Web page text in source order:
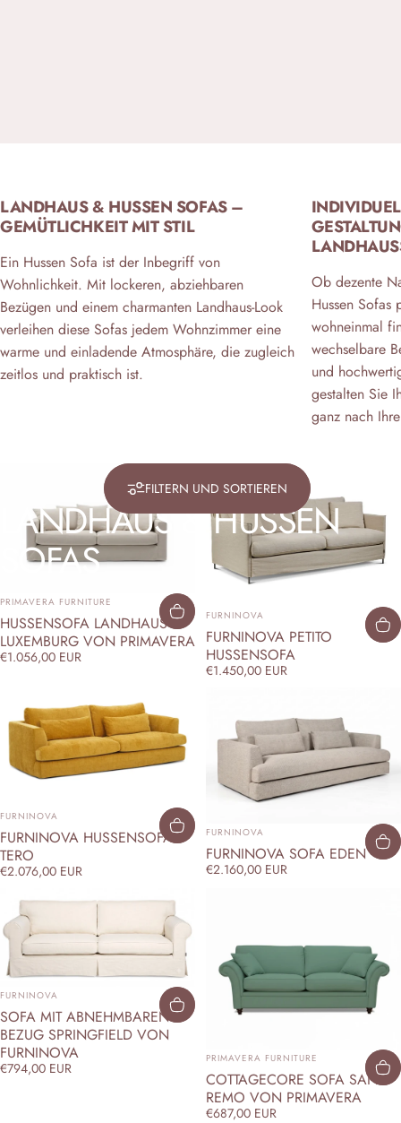
LANDHAUS&HUSSEN
SOFAS
LANDHAUS & HUSSEN SOFAS –
GEMÜTLICHKEIT MIT STIL
Ein Hussen Sofa ist der Inbegriff von
Wohnlichkeit. Mit lockeren, abziehbaren
Bezügen und einem charmanten Landhaus-Look
verleihen diese Sofas jedem Wohnzimmer eine
warme und einladende Atmosphäre, die zugleich
zeitlos und praktisch ist.
Ob dezente
Hussen Sofas
wohneinmal
wechselbare
und
gestalten Sie
ganz nach
FILTERN UND SORTIEREN
ANBIETER:
PRIMAVERA FURNITURE
HUSSENSOFA LANDHAUS
LUXEMBURG VON PRIMAVERA
€1.056,00 EUR
ANBIETER:
FURNINOVA
FURNINOVA PETITO
HUSSENSOFA
€1.450,00 EUR
ANBIETER:
FURNINOVA
FURNINOVA HUSSENSOFA
TERO
€2.076,00 EUR
ANBIETER:
FURNINOVA
FURNINOVA SOFA EDEN
€2.160,00 EUR
ANBIETER:
FURNINOVA
SOFA MIT ABNEHMBAREN
BEZUG SPRINGFIELD VON
FURNINOVA
€794,00 EUR
ANBIETER:
PRIMAVERA FURNITURE
COTTAGECORE SOFA SAN
REMO VON PRIMAVERA
€687,00 EUR